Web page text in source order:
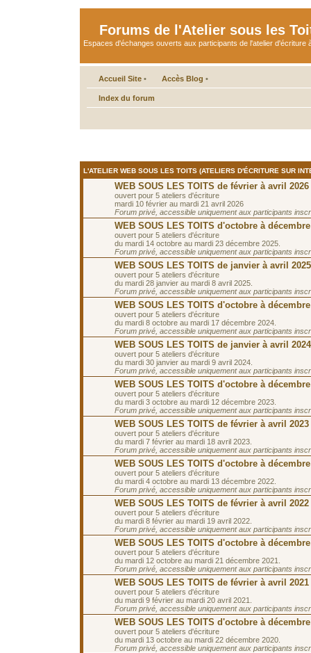
Forums de l'Atelier sous les
Espaces d'échanges ouverts aux participants de l'atelier d'écriture
Accueil Site • Accès Blog •
Index du forum
L'ATELIER WEB SOUS LES TOITS (ATELIERS D'ÉCRITURE SUR
WEB SOUS LES TOITS de février à avril 2026
ouvert pour 5 ateliers d'écriture
mardi 10 février au mardi 21 avril 2026
Forum privé, accessible uniquement aux participants
WEB SOUS LES TOITS d'octobre à décembre
ouvert pour 5 ateliers d'écriture
du mardi 14 octobre au mardi 23 décembre 2025.
Forum privé, accessible uniquement aux participants
WEB SOUS LES TOITS de janvier à avril 2025
ouvert pour 5 ateliers d'écriture
du mardi 28 janvier au mardi 8 avril 2025.
Forum privé, accessible uniquement aux participants
WEB SOUS LES TOITS d'octobre à décembre
ouvert pour 5 ateliers d'écriture
du mardi 8 octobre au mardi 17 décembre 2024.
Forum privé, accessible uniquement aux participants
WEB SOUS LES TOITS de janvier à avril 2024
ouvert pour 5 ateliers d'écriture
du mardi 30 janvier au mardi 9 avril 2024.
Forum privé, accessible uniquement aux participants
WEB SOUS LES TOITS d'octobre à décembre
ouvert pour 5 ateliers d'écriture
du mardi 3 octobre au mardi 12 décembre 2023.
Forum privé, accessible uniquement aux participants
WEB SOUS LES TOITS de février à avril 2023
ouvert pour 5 ateliers d'écriture
du mardi 7 février au mardi 18 avril 2023.
Forum privé, accessible uniquement aux participants
WEB SOUS LES TOITS d'octobre à décembre
ouvert pour 5 ateliers d'écriture
du mardi 4 octobre au mardi 13 décembre 2022.
Forum privé, accessible uniquement aux participants
WEB SOUS LES TOITS de février à avril 2022
ouvert pour 5 ateliers d'écriture
du mardi 8 février au mardi 19 avril 2022.
Forum privé, accessible uniquement aux participants
WEB SOUS LES TOITS d'octobre à décembre
ouvert pour 5 ateliers d'écriture
du mardi 12 octobre au mardi 21 décembre 2021.
Forum privé, accessible uniquement aux participants
WEB SOUS LES TOITS de février à avril 2021
ouvert pour 5 ateliers d'écriture
du mardi 9 février au mardi 20 avril 2021.
Forum privé, accessible uniquement aux participants
WEB SOUS LES TOITS d'octobre à décembre
ouvert pour 5 ateliers d'écriture
du mardi 13 octobre au mardi 22 décembre 2020.
Forum privé, accessible uniquement aux participants